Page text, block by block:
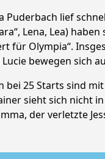
Puderbach lief
Lena, Lea) haben
für Olympia“.
bewegen sich
bei 25 Starts sind
sieht sich nicht
der verletzte